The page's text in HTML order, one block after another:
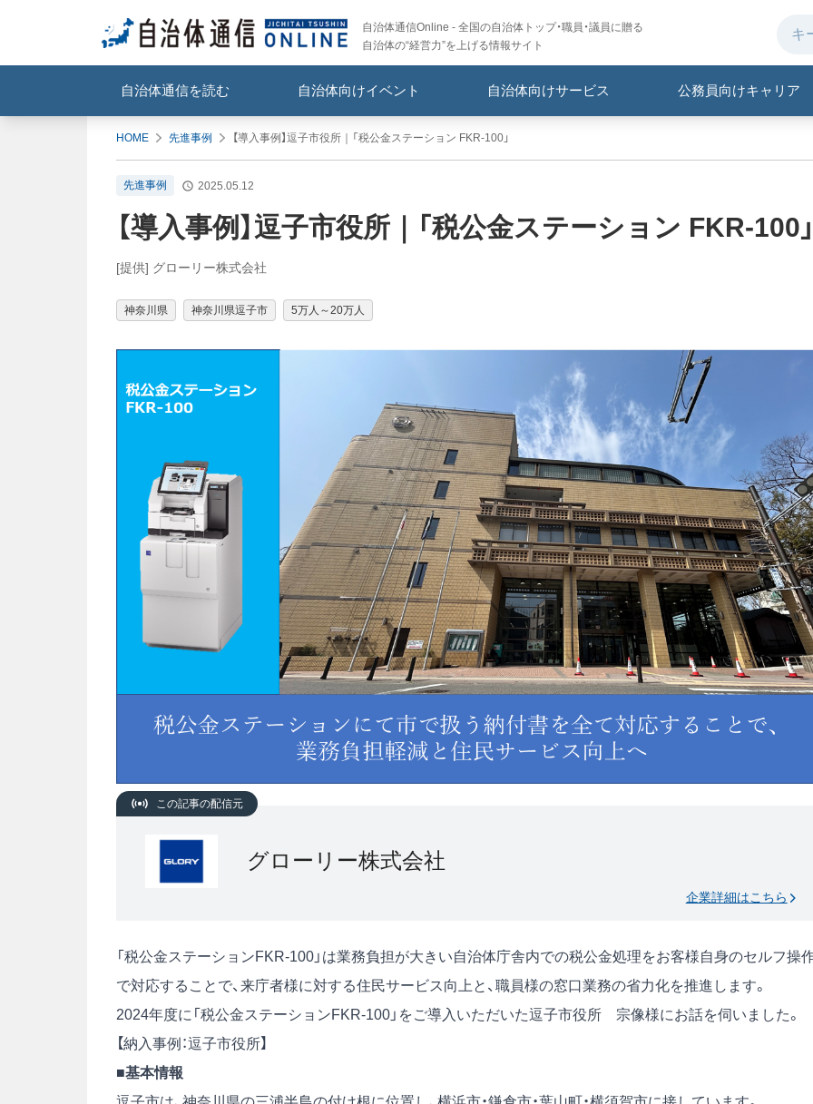
自治体通信Online - 全国の自治体トップ・職員・議員に贈る
自治体の“経営力”を上げる情報サイト
自治体通信を読む 自治体向けイベント 自治体向けサービス 公務員向けキャリア
HOME 先進事例 【導入事例】逗子市役所｜「税公金ステーション FKR-100」
先進事例 2025.05.12
【導入事例】逗子市役所｜「税公金ステーション FKR-100
[提供] グローリー株式会社
神奈川県 神奈川県逗子市 5万人～20万人
この記事の配信元
グローリー株式会社
企業詳細はこちら
「税公金ステーションFKR-100」は業務負担が大きい自治体庁舎内での税公金処理をお客様自身のセルフ操
で対応することで、来庁者様に対する住民サービス向上と、職員様の窓口業務の省力化を推進します。
2024年度に「税公金ステーションFKR-100」をご導入いただいた逗子市役所 宗像様にお話を伺いました。
【納入事例：逗子市役所】
■基本情報